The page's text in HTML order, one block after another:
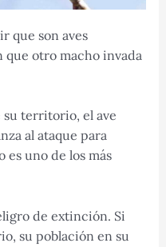
que son aves
que otro macho invada
territorio, el ave
al ataque para
es uno de los más
de extinción. Si
su población en su